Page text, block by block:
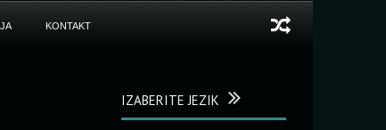
KONTAKT
IZABERITE JEZIK